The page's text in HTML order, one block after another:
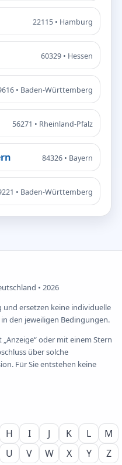
22115 • Hamburg
60329 • Hessen
• Baden-Württemberg
56271 • Rheinland-Pfalz
84326 • Bayern
• Baden-Württemberg
• 2026
ersetzen keine individuelle
den jeweiligen Bedingungen.
„Anzeige“ oder mit einem Stern
über solche
Für Sie entstehen keine
H I J K L
M
U V W X Y Z